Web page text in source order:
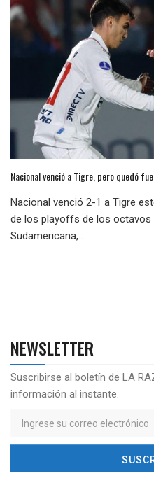
Nacional venció a Tigre, pero quedó
Nacional venció 2-1 a Tigre
de los playoffs de los octavos
Sudamericana,...
NEWSLETTER
Suscribirse al boletín de LA
información al instante.